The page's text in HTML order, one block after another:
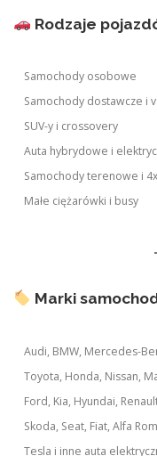
Rodzaje
Samochody osobowe
Samochody dostawcze i
SUV-y i crossovery
Auta hybrydowe i
Samochody terenowe i
Małe ciężarówki i busy
Marki
Audi, BMW, Mercedes-
Toyota, Honda, Nissan,
Ford, Kia, Hyundai,
Skoda, Seat, Fiat, Alfa
Tesla i inne auta